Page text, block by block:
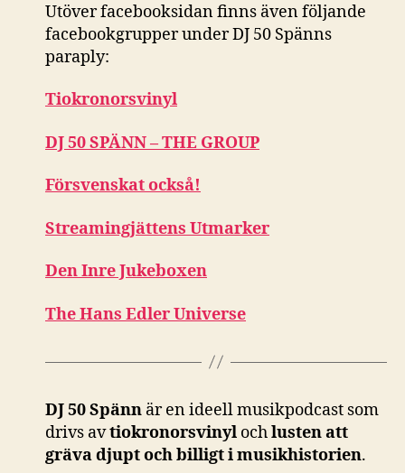
Utöver facebooksidan finns även följande
facebookgrupper under DJ 50 Spänns
paraply:
Tiokronorsvinyl
DJ 50 SPÄNN – THE GROUP
Försvenskat också!
Streamingjättens Utmarker
Den Inre Jukeboxen
The Hans Edler Universe
DJ 50 Spänn är en ideell musikpodcast som
drivs avtiokronorsvinyl ochlusten att
gräva djupt och billigt i musikhistorien.